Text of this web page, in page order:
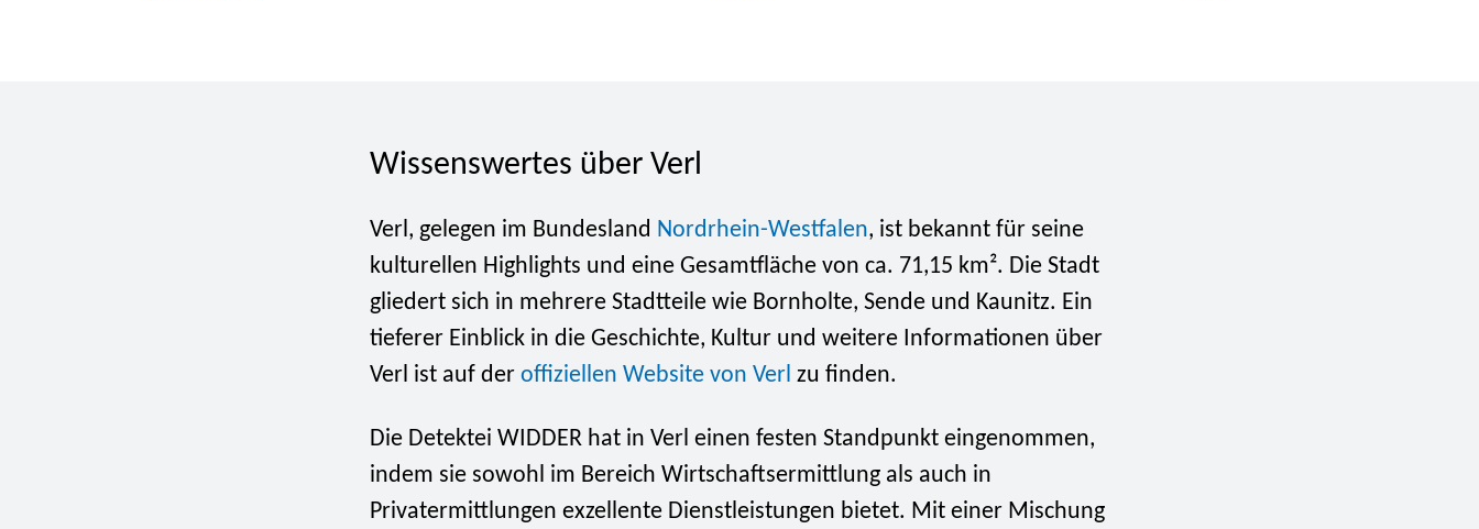
Wissenswertes über Verl
Verl, gelegen im Bundesland Nordrhein-Westfalen, ist bekannt für seine
kulturellen Highlights und eine Gesamtfläche von ca. 71,15 km². Die Stadt
gliedert sich in mehrere Stadtteile wie Bornholte, Sende und Kaunitz. Ein
tieferer Einblick in die Geschichte, Kultur und weitere Informationen über
Verl ist auf der offiziellen Website von Verl zu finden.
Die Detektei WIDDER hat in Verl einen festen Standpunkt eingenommen,
indem sie sowohl im Bereich Wirtschaftsermittlung als auch in
Privatermittlungen exzellente Dienstleistungen bietet. Mit einer Mischung